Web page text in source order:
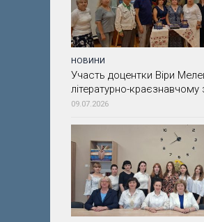
НОВИНИ
Участь доцентки Віри
літературно-краєзнавчому
09.07.2026